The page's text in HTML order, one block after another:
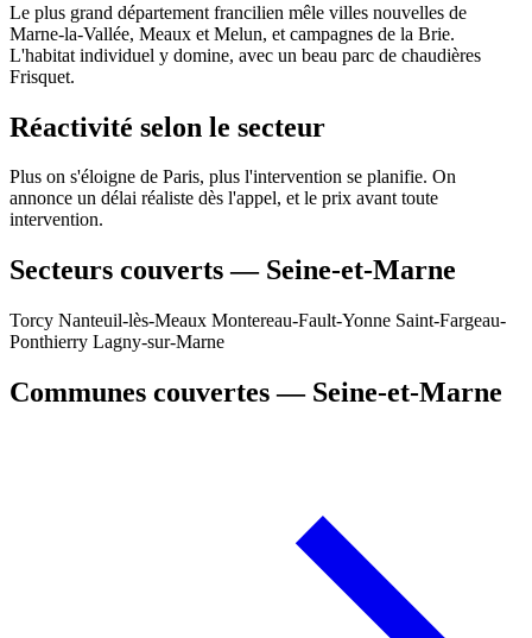
Le plus grand département francilien mêle villes nouvelles de
Marne-la-Vallée, Meaux et Melun, et campagnes de la Brie.
L'habitat individuel y domine, avec un beau parc de chaudières
Frisquet.
Réactivité selon le secteur
Plus on s'éloigne de Paris, plus l'intervention se planifie. On
annonce un délai réaliste dès l'appel, et le prix avant toute
intervention.
Secteurs couverts — Seine-et-Marne
Torcy Nanteuil-lès-Meaux Montereau-Fault-Yonne Saint-Fargeau-
Ponthierry Lagny-sur-Marne
Communes couvertes — Seine-et-Marne